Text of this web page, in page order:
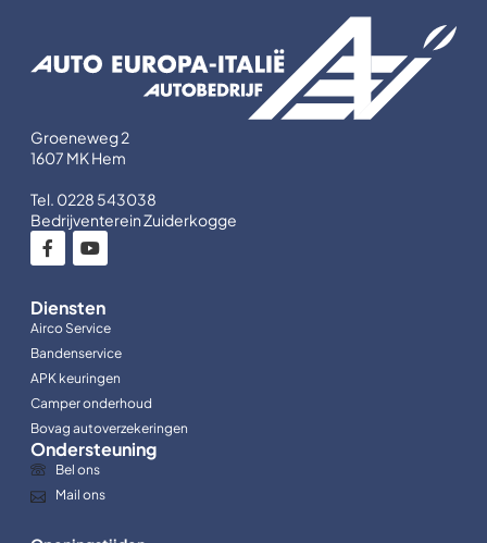
Groeneweg 2
1607 MK Hem
Tel. 0228 543038
Bedrijventerein Zuiderkogge
Diensten
Airco Service
Bandenservice
APK keuringen
Camper onderhoud
Bovag autoverzekeringen
Ondersteuning
Bel ons
Mail ons